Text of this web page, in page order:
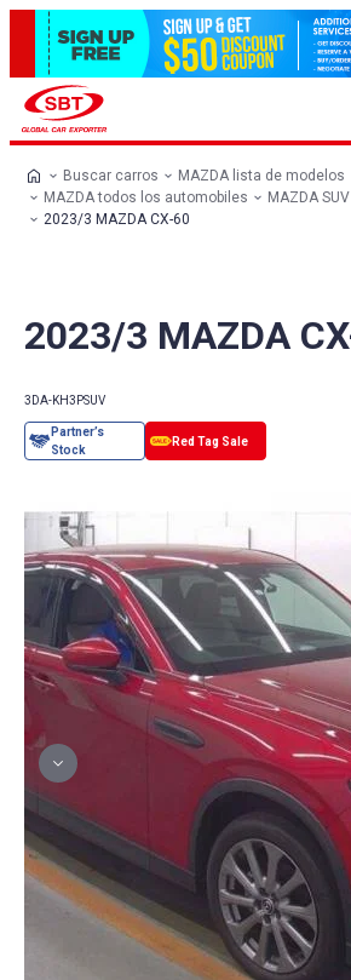
Buscar carros
MAZDA lista de modelos
MAZDA todos los automobiles
MAZDA SUV
2023/3 MAZDA CX-60
2023/3 MAZDA
3DA-KH3PSUV